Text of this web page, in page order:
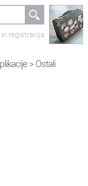
in registracija
> Ostali